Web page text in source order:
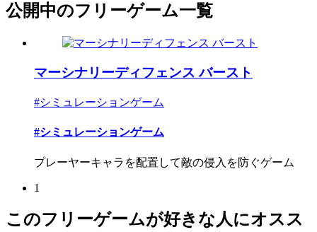
公開中のフリーゲーム一覧
マーシナリーディフェンス バースト
#シミュレーションゲーム
#シミュレーションゲーム
プレーヤーキャラを配置して敵の侵入を防ぐゲーム
1
このフリーゲームが好きな人にオスス